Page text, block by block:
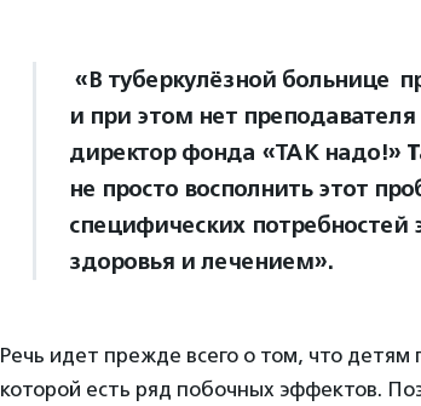
«В туберкулёзной больнице
и при этом нет
директор фонда «ТАК надо!»
не просто восполнить этот
специфических
здоровья и лечением».
Речь идет прежде всего о том, что
которой есть ряд побочных эффектов.